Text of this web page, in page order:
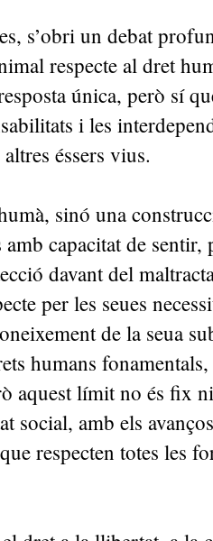
s’obri un debat
respecte al dret
única, però sí
i les
éssers vius.
sinó una
capacitat de sentir,
davant del
per les seues
de la seua
humans
aquest límit no és fix ni
social, amb els
respecten totes les